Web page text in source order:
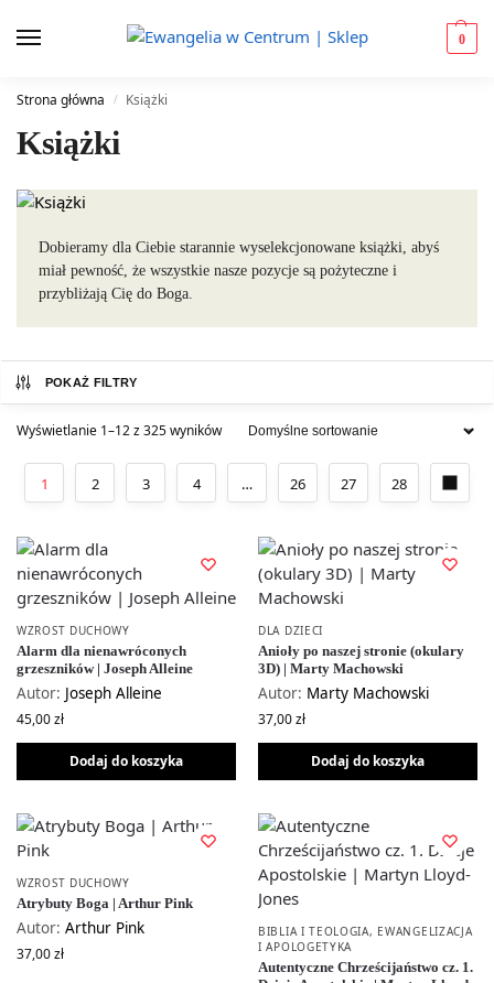
0
Strona główna / Książki
Książki
Dobieramy dla Ciebie starannie wyselekcjonowane książki, abyś
miał pewność, że wszystkie nasze pozycje są pożyteczne i
przybliżają Cię do Boga.
POKAŻ FILTRY
Wyświetlanie 1–12 z 325 wyników
1 2 3 4 … 26 27 28
WZROST DUCHOWY
Alarm dla nienawróconych
grzeszników | Joseph Alleine
Autor: Joseph Alleine
45,00zł
Dodaj do koszyka
DLA DZIECI
Anioły po naszej stronie (okulary
3D) | Marty Machowski
Autor: Marty Machowski
37,00zł
Dodaj do koszyka
WZROST DUCHOWY
Atrybuty Boga | Arthur Pink
Autor: Arthur Pink
37,00zł
BIBLIA I TEOLOGIA, EWANGELIZACJA
I APOLOGETYKA
Autentyczne Chrześcijaństwo cz. 1.